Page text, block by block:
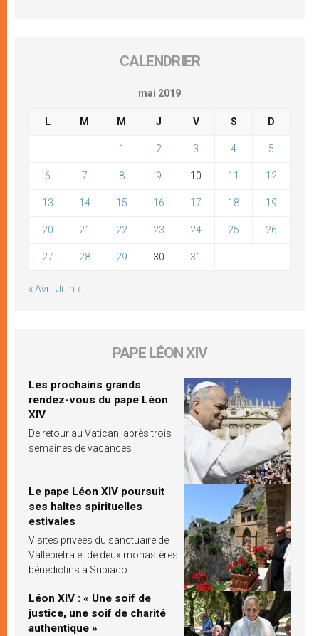
CALENDRIER
mai 2019
L M M J V S D
1 2 3 4 5
6 7 8 9 10 11 12
13 14 15 16 17 18 19
20 21 22 23 24 25 26
27 28 29 30 31
« Avr Juin »
PAPE LÉON XIV
Les prochains grands
rendez-vous du pape Léon
XIV
De retour au Vatican, après trois
semaines de vacances
Le pape Léon XIV poursuit
ses haltes spirituelles
estivales
Visites privées du sanctuaire de
Vallepietra et de deux monastères
bénédictins à Subiaco
Léon XIV : « Une soif de
justice, une soif de charité
authentique »